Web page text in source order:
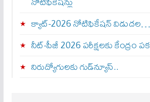
క్యాట్-2026 నోటిఫికేషన్ విడుదల…
నీట్-పీజీ 2026 పరీక్షలకు కేంద్రం
నిరుద్యోగులకు గుడ్‌న్యూస్..